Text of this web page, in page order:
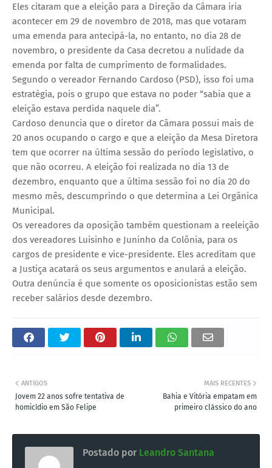
Eles citaram que a eleição para a Direção da Câmara iria
acontecer em 29 de novembro de 2018, mas que votaram
uma emenda para antecipá-la, no entanto, no dia 28 de
novembro, o presidente da Casa decretou a nulidade da
emenda por falta de cumprimento de formalidades.
Segundo o vereador Fernando Cardoso (PSD), isso foi uma
estratégia, pois o grupo que estava no poder “sabia que a
eleição estava perdida naquele dia”.
Cardoso denuncia que o diretor da Câmara possui mais de
20 anos ocupando o cargo e que a eleição da Mesa Diretora
tem que ocorrer na última sessão do período legislativo, o
que não ocorreu. A eleição foi realizada no dia 13 de
dezembro, enquanto que a última sessão foi no dia 20 do
mesmo mês, descumprindo o que determina a Lei Orgânica
Municipal.
Os vereadores da oposição também questionam a reeleição
dos vereadores Luisinho e Juninho da Colônia, para os
cargos de presidente e vice-presidente. Eles acreditam que
a Justiça acatará os seus argumentos e anulará a eleição.
Outra denúncia é que somente os oposicionistas estão sem
receber salários desde dezembro.
MAIS RECENTES
Bahia e Vitória empatam em
primeiro clássico do ano
ANTIGOS
Jovem 22 anos sofre tentativa de
homicídio em São Felipe
Postado por Leandro Santana